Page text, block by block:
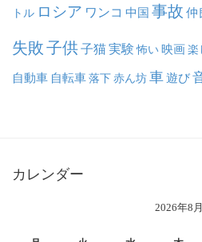
トル ロシア ワンコ 中国 事故 仲
失敗子供子猫実験 怖い映画楽
自動車 自転車落下赤ん坊車遊び
カレンダー
2026年8月